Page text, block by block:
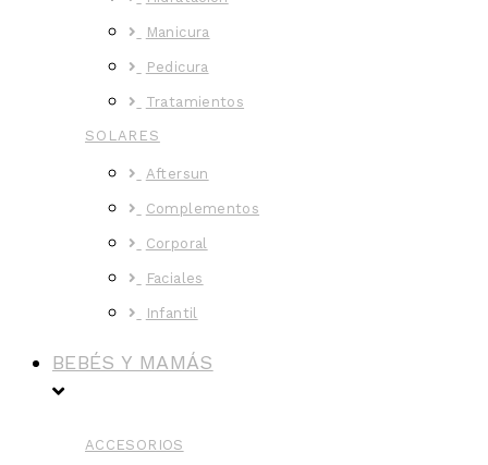
Manicura
Pedicura
Tratamientos
SOLARES
Aftersun
Complementos
Corporal
Faciales
Infantil
BEBÉS Y MAMÁS
ACCESORIOS